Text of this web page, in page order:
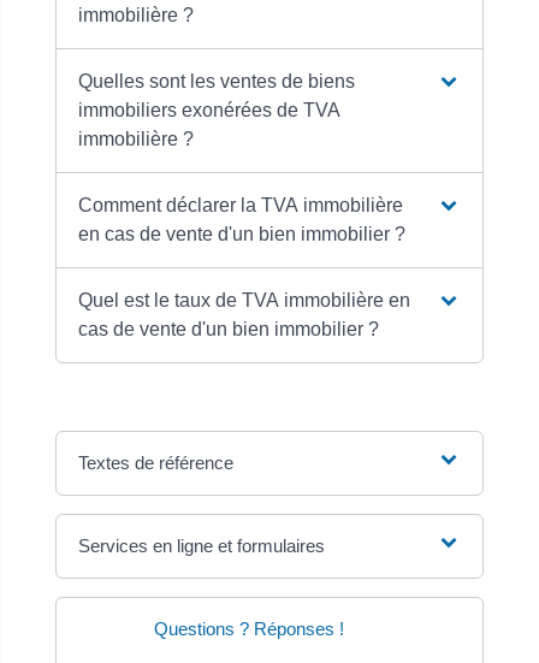
immobilière ?
Quelles sont les ventes de biens
immobiliers exonérées de TVA
immobilière ?
Comment déclarer la TVA immobilière
en cas de vente d'un bien immobilier ?
Quel est le taux de TVA immobilière en
cas de vente d'un bien immobilier ?
Textes de référence
Services en ligne et formulaires
Questions ? Réponses !